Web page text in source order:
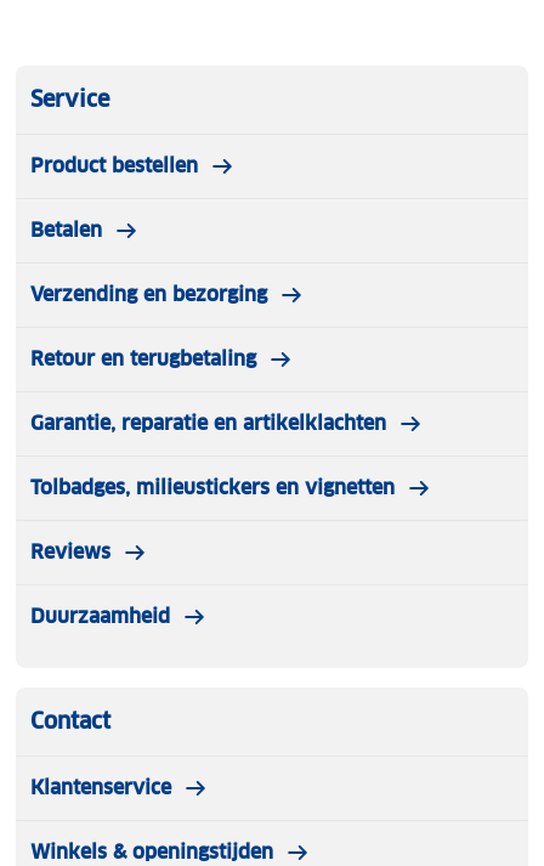
Service
Product bestellen
Betalen
Verzending en bezorging
Retour en terugbetaling
Garantie, reparatie en artikelklachten
Tolbadges, milieustickers en vignetten
Reviews
Duurzaamheid
Contact
Klantenservice
Winkels & openingstijden